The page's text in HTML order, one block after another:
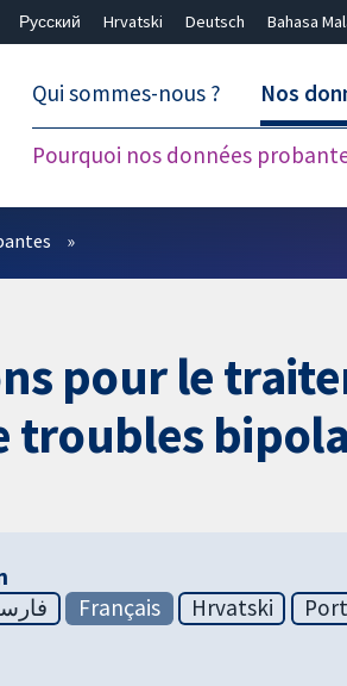
Русский Hrvatski Deutsch Bahasa
Qui sommes-nous ? Nos
Pourquoi nos données
pour le
troubles
Français Hrvatski